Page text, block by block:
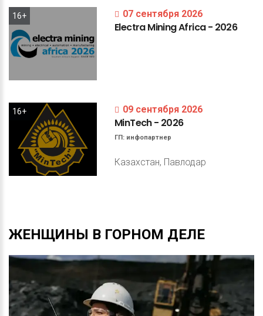
16+ 07 сентября 2026
ElectraMiningAfrica- 2026
16+ 09 сентября 2026
MinTech- 2026
ГП: инфопартнер
Казахстан, Павлодар
ЖЕНЩИНЫ В ГОРНОМ ДЕЛЕ